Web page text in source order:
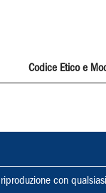
Codice Etico e
con